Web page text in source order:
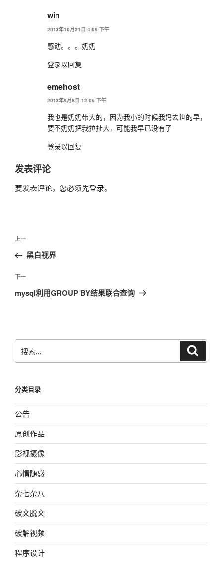
win
2013年10月21日 4:09 下午
感动。。。奶奶
登录以回复
emehost
2013年9月8日 12:06 下午
我也是奶奶带大的，因为我小的时候我妈去世的早，
要不奶奶把我拉扯大，可能我早已没有了
登录以回复
发表评论
要发表评论，您必须先登录。
文
导
航
上
一
文
上一
黑白视界
下
一
下一
mysql利用GROUP BY结果联合查询
搜
索：
分类目录
公告
原创作品
影视摄像
心情随感
杂七杂八
破文脱文
破解视频
程序设计